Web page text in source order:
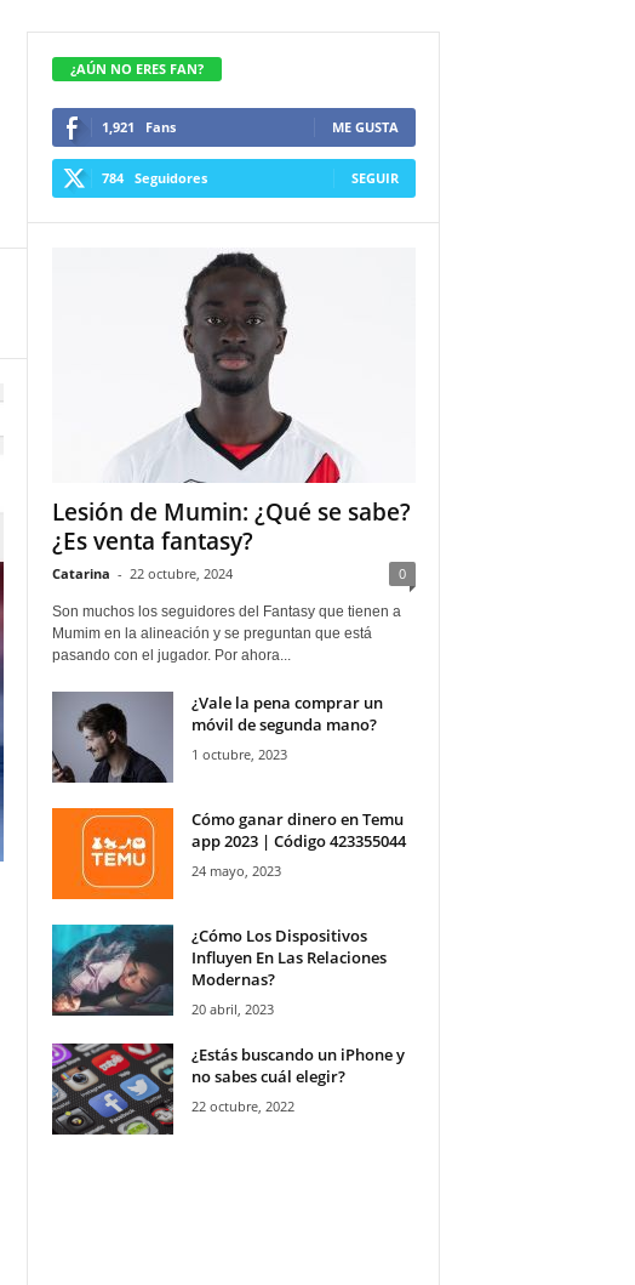
¿AÚN NO ERES FAN?
1,921 Fans ME GUSTA
784 Seguidores SEGUIR
Lesión de Mumin: ¿Qué se sabe?
¿Es venta fantasy?
Catarina - 22 octubre, 2024 0
Son muchos los seguidores del Fantasy que tienen a
Mumim en la alineación y se preguntan que está
pasando con el jugador. Por ahora...
¿Vale la pena comprar un
móvil de segunda mano?
1 octubre, 2023
Cómo ganar dinero en Temu
app 2023 | Código 423355044
24 mayo, 2023
¿Cómo Los Dispositivos
Influyen En Las Relaciones
Modernas?
20 abril, 2023
¿Estás buscando un iPhone y
no sabes cuál elegir?
22 octubre, 2022